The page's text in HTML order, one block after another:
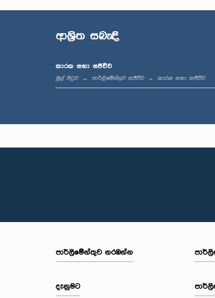
ආශ්‍රිත සබැඳි
කාරක සභා සජීවීව
මුල් පිටුව පාර්ලිමේන්තුව සජීවීව කාරක සභා සජීවීව
පාර්ලි‌මේන්තුව නරඹන්න
දැනුමට